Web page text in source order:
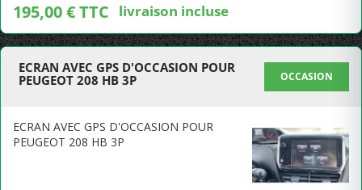
195,00 € TTC livraison incluse
ECRAN AVEC GPS D'OCCASION POUR
PEUGEOT 208 HB 3P
OCCASION
ECRAN AVEC GPS D'OCCASION POUR
PEUGEOT 208 HB 3P